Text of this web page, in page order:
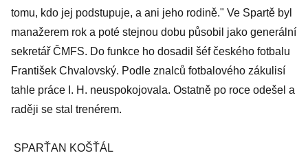
tomu, kdo jej podstupuje, a ani jeho rodině." Ve Spartě byl
manažerem rok a poté stejnou dobu působil jako generální
sekretář ČMFS. Do funkce ho dosadil šéf českého fotbalu
František Chvalovský. Podle znalců fotbalového zákulisí
tahle práce I. H. neuspokojovala. Ostatně po roce odešel a
raději se stal trenérem.
SPARŤAN KOŠŤÁL